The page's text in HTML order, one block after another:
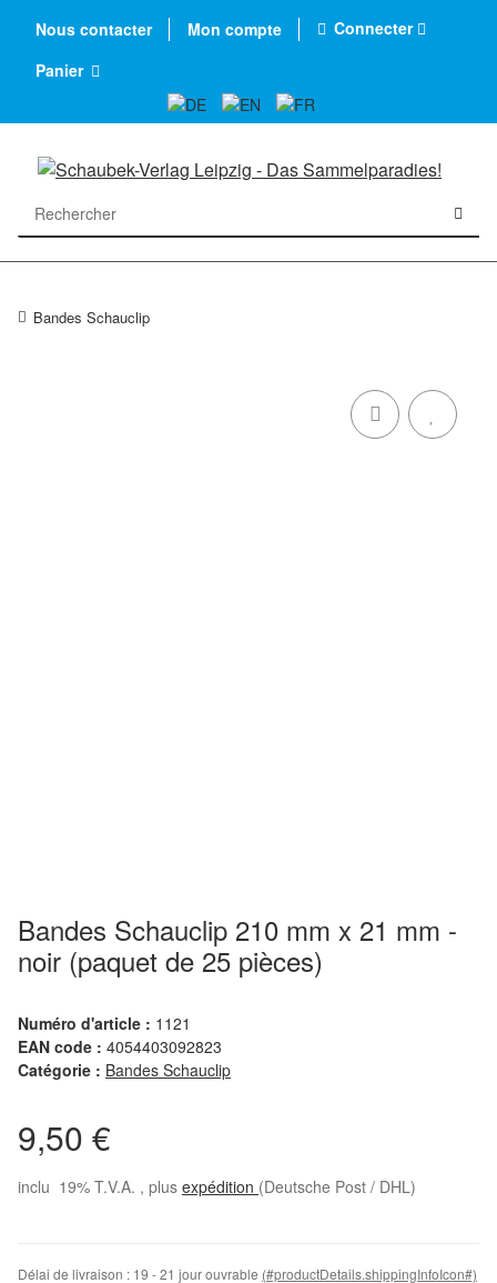
Nous contacter Mon compte
Connecter
Panier
Bandes Schauclip
Bandes Schauclip 210 mm x 21 mm -
noir (paquet de 25 pièces)
Numéro d'article : 1121
EAN code : 4054403092823
Catégorie : Bandes Schauclip
9,50 €
inclu 19% T.V.A. , plus expédition (Deutsche Post / DHL)
Délai de livraison : 19 - 21 jour ouvrable (#productDetails.shippingInfoIcon#)